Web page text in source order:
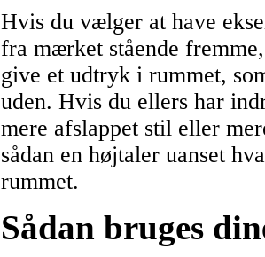
Hvis du vælger at have
fra mærket stående
give et udtryk i rummet,
uden. Hvis du ellers har
mere afslappet stil eller
sådan en højtaler uanset
rummet.
Sådan bruges